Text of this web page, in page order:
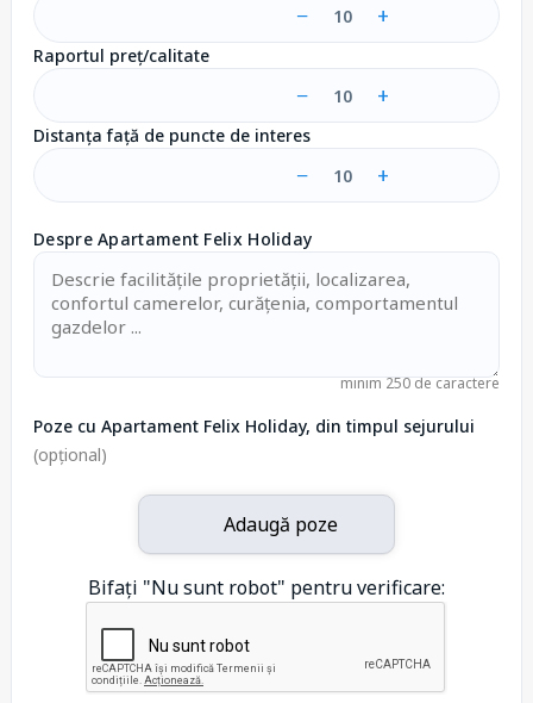
− 10 +
Raportul preț/calitate
− 10 +
Distanța față de puncte de interes
− 10 +
Despre Apartament Felix Holiday
minim 250 de caractere
Poze cu Apartament Felix Holiday, din timpul sejurului
(opțional)
Adaugă poze
Bifați "Nu sunt robot" pentru verificare: